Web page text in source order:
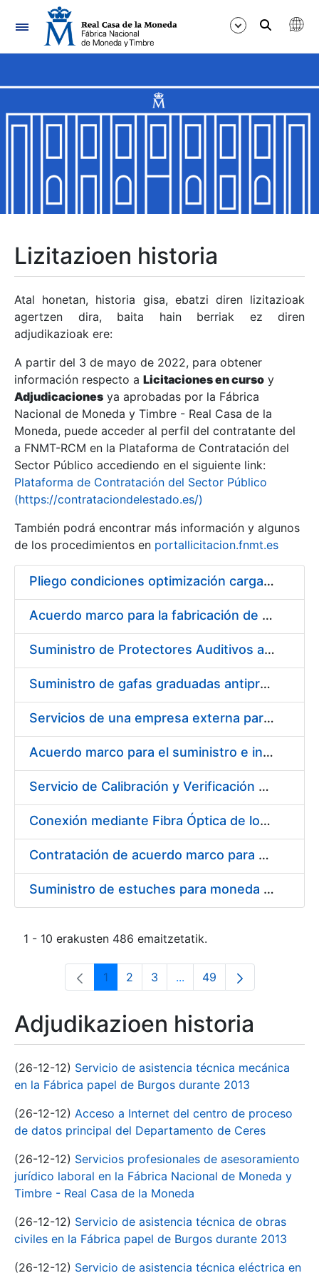
Nabigazioa
Erakutsi/Ezkutatu
Erakutsi/Ezkutatu
Erakutsi/Ezkutatu
Erakutsi/Ezkutatu
Erakutsi/Ezkutatu
Erakutsi/Ezkutatu
Erakutsi/Ezkutatu
Erakutsi/Ezkutatu
Lizitazioen historia
Atal honetan, historia gisa, ebatzi diren lizitazioak
agertzen dira, baita hain berriak ez diren
adjudikazioak ere:
A partir del 3 de mayo de 2022, para obtener
información respecto a Licitaciones en curso y
Adjudicaciones ya aprobadas por la Fábrica
Nacional de Moneda y Timbre - Real Casa de la
Moneda, puede acceder al perfil del contratante del
a FNMT-RCM en la Plataforma de Contratación del
Sector Público accediendo en el siguiente link:
Plataforma de Contratación del Sector Público
(https://contrataciondelestado.es/)
También podrá encontrar más información y algunos
de los procedimientos en portallicitacion.fnmt.es
Pliego condiciones optimización cargas compras firmado
Acuerdo marco para la fabricación de piezas
Suministro de Protectores Auditivos a medida para las personas trabajadoras de los Centros de Trabajo de Madrid y Burgos
Suministro de gafas graduadas antiproyecciones para los trabajadores de la FNMT-RCM en los centros de trabajo de Madrid y Burgos
Servicios de una empresa externa para el asesoramiento y resolución de los recursos de alzada que se presentan relacionados con procesos de selección para la FNMT-RCM
Acuerdo marco para el suministro e instalación de persianas, estores y otros complementos
Servicio de Calibración y Verificación Externa de los Equipos de Medición del Servicio de Prevención de la FNMT-RCM
Conexión mediante Fibra Óptica de los Centros de Proceso de Datos (CPDs) de las sedes de la FNMT-RCM de Burgos y Madrid
Contratación de acuerdo marco para el Suministro de Material de Electricidad para la Fábrica Nacional de Moneda y Timbre-Real Casa de la Moneda en su centro de trabajo de Burgos
Suministro de estuches para moneda de 30 €
1 - 10 erakusten 486 emaitzetatik.
Orrialdea
1 Orrialdea
2 Orrialdea
3 ...Intermediate Pages Use
Orrialdea
49
Adjudikazioen historia
(26-12-12) Servicio de asistencia técnica mecánica
en la Fábrica papel de Burgos durante 2013
(26-12-12) Acceso a Internet del centro de proceso
de datos principal del Departamento de Ceres
(26-12-12) Servicios profesionales de asesoramiento
jurídico laboral en la Fábrica Nacional de Moneda y
Timbre - Real Casa de la Moneda
(26-12-12) Servicio de asistencia técnica de obras
civiles en la Fábrica papel de Burgos durante 2013
(26-12-12) Servicio de asistencia técnica eléctrica en